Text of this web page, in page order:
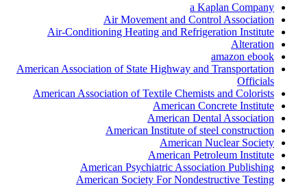
a Kaplan Company
Air Movement and Control Association
Air-Conditioning Heating and Refrigeration Institute
Alteration
amazon ebook
American Association of State Highway and Transportation
Officials
American Association of Textile Chemists and Colorists
American Concrete Institute
American Dental Association
American Institute of steel construction
American Nuclear Society
American Petroleum Institute
American Psychiatric Association Publishing
American Society For Nondestructive Testing